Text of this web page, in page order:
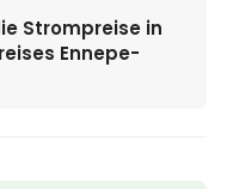
Strompreise in
Ennepe-